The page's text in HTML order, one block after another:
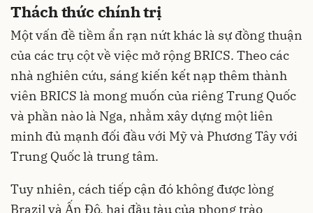
Thách thức chính trị
Một vấn đề tiềm ẩn rạn nứt khác là sự đồng thuận
của các trụ cột về việc mở rộng BRICS. Theo các
nhà nghiên cứu, sáng kiến kết nạp thêm thành
viên BRICS là mong muốn của riêng Trung Quốc
và phần nào là Nga, nhằm xây dựng một liên
minh đủ mạnh đối đầu với Mỹ và Phương Tây với
Trung Quốc là trung tâm.
Tuy nhiên, cách tiếp cận đó không được lòng
Brazil và Ấn Độ, hai đầu tàu của phong trào